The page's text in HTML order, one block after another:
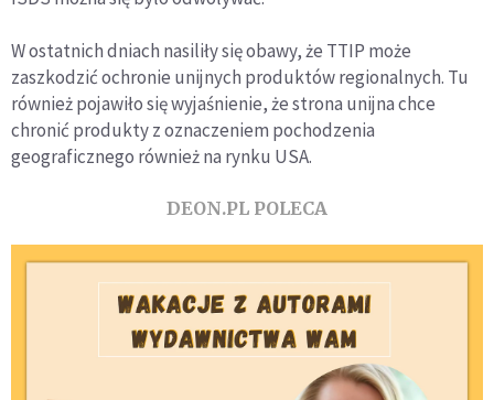
W ostatnich dniach nasiliły się obawy, że TTIP może
zaszkodzić ochronie unijnych produktów regionalnych. Tu
również pojawiło się wyjaśnienie, że strona unijna chce
chronić produkty z oznaczeniem pochodzenia
geograficznego również na rynku USA.
DEON.PL POLECA